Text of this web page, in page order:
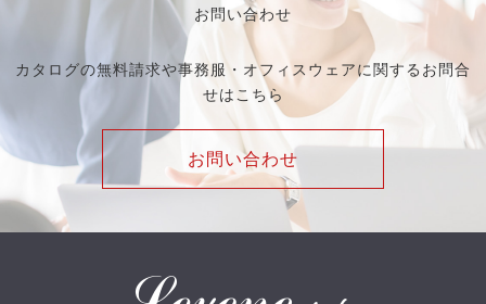
お問い合わせ
カタログの無料請求や事務服・オフィスウェアに関するお問合
せはこちら
お問い合わせ